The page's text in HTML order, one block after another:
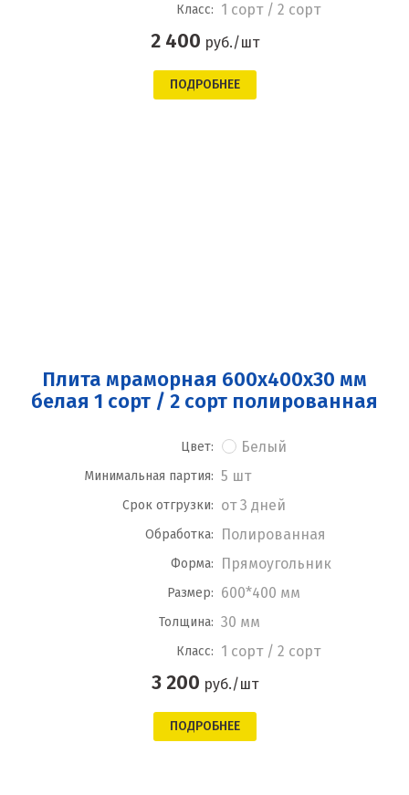
Класс: 1 сорт / 2 сорт
2 400 руб./шт
ПОДРОБНЕЕ
Плита мраморная 600x400x30 мм
белая 1 сорт / 2 сорт полированная
Цвет: Белый
Минимальная партия: 5 шт
Срок отгрузки: от 3 дней
Обработка: Полированная
Форма: Прямоугольник
Размер: 600*400 мм
Толщина: 30 мм
Класс: 1 сорт / 2 сорт
3 200 руб./шт
ПОДРОБНЕЕ